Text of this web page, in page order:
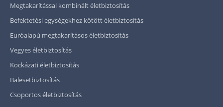
Megtakarítással kombinált életbiztosítás
Befektetési egységekhez kötött életbiztosítás
Euróalapú megtakarításos életbiztosítás
Vegyes életbiztosítás
Kockázati életbiztosítás
Balesetbiztosítás
Csoportos életbiztosítás